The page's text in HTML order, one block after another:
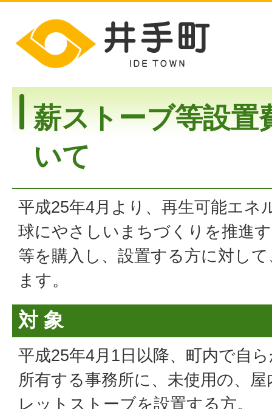
薪ストーブ等設置
いて
平成25年4月より、再生可能エネ
球にやさしいまちづくりを推進
等を購入し、設置する方に対し
ます。
対 象
平成25年4月1日以降、町内で自
所有する事務所に、未使用の、
レットストーブを設置する方。